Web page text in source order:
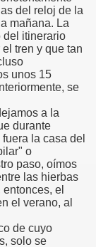
del reloj de la
mañana. La
del itinerario
tren y que tan
unos 15
se
a la
durante
la casa del
o
paso, oímos
las hierbas
el
el verano, al
de cuyo
solo se